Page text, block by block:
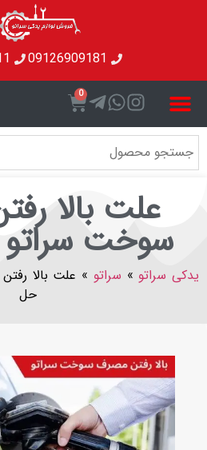
09126909181
0
علت بالا رفتن
سراتو +
» سراتو» علت بالا رفتن مصرف